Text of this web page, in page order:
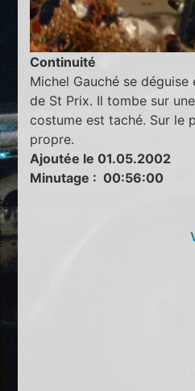
Continuité
Michel Gauché se déguise
de St Prix. Il tombe sur
costume est taché. Sur le
propre.
Ajoutée le 01.05.2002
Minutage : 00:56:00